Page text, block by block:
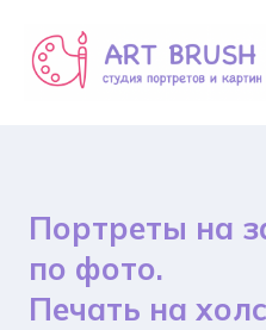
Портреты на
по фото.
Печать на